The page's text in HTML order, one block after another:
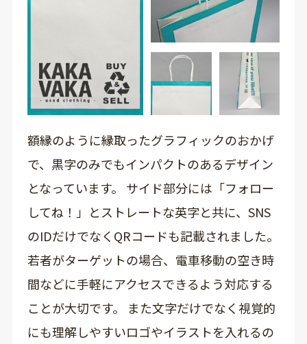
額縁のように縁取ったグラフィックのおかげ
で、黒字のみでもインパクトのあるデザイン
となっています。 サイド部分には「フォロー
してね！」とストレートな英字と共に、SNS
のIDだけでなくQRコードも記載されました。
若者がターゲットの場合、電車移動の空き時
間などに手軽にアクセスできるよう対応する
ことが大切です。 また文字だけでなく視覚的
にも理解しやすいロゴやイラストを入れるの